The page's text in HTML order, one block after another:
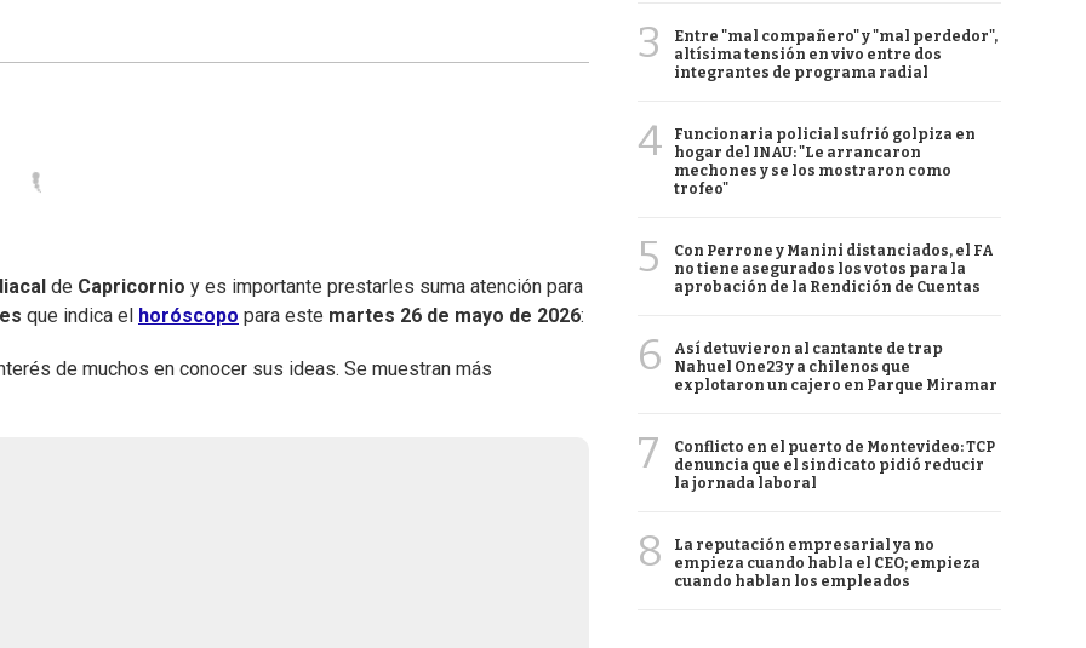
de Capricornio y es importante prestarles suma atención para
que indica el horóscopo para este martes 26 de mayo de 2026:
de muchos en conocer sus ideas. Se muestran más
3
Entre "mal compañero" y "mal perdedor",
altísima tensión en vivo entre dos
integrantes de programa radial
4
Funcionaria policial sufrió golpiza en
hogar del INAU: "Le arrancaron
mechones y se los mostraron como
trofeo"
5
Con Perrone y Manini distanciados, el FA
no tiene asegurados los votos para la
aprobación de la Rendición de Cuentas
6
Así detuvieron al cantante de trap
Nahuel One23 y a chilenos que
explotaron un cajero en Parque Miramar
7
Conflicto en el puerto de Montevideo: TCP
denuncia que el sindicato pidió reducir
la jornada laboral
8
La reputación empresarial ya no
empieza cuando habla el CEO; empieza
cuando hablan los empleados